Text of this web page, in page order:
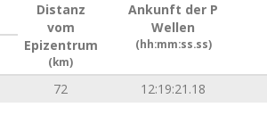
Distanz
vom
Epizentrum
(km)
Ankunft der P
Wellen
(hh:mm:ss.ss)
72 12:19:21.18